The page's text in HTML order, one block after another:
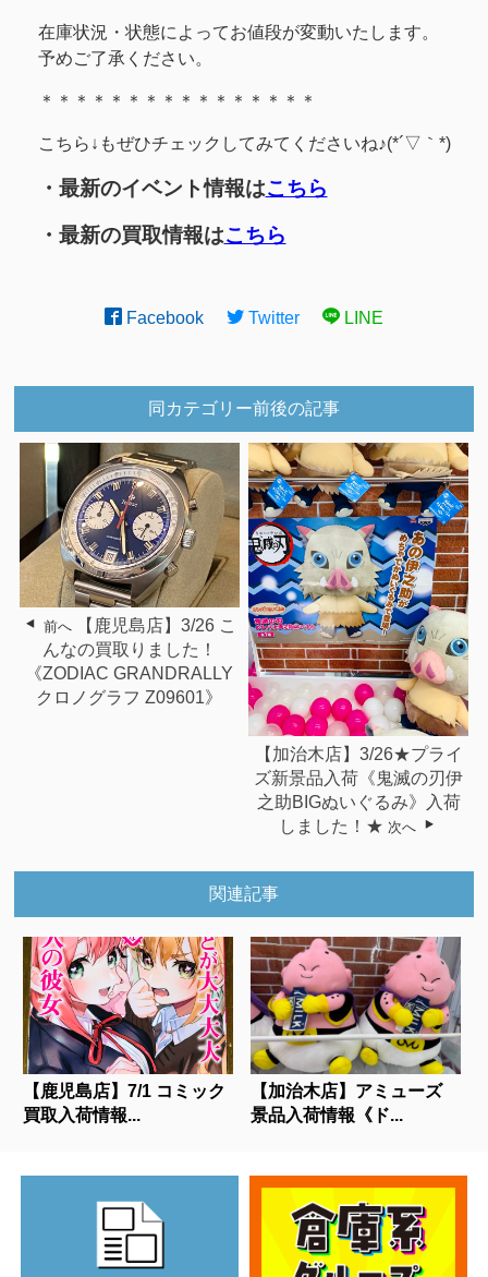
在庫状況・状態によってお値段が変動いたします。
予めご了承ください。
＊＊＊＊＊＊＊＊＊＊＊＊＊＊＊＊
こちら↓もぜひチェックしてみてくださいね♪(*´▽｀*)
・最新のイベント情報はこちら
・最新の買取情報はこちら
Facebook Twitter LINE
同カテゴリー前後の記事
前へ
【鹿児島店】3/26 こ
んなの買取りました！
《ZODIAC GRANDRALLY
クロノグラフ Z09601》
【加治木店】3/26★プライ
ズ新景品入荷《鬼滅の刃伊
之助BIGぬいぐるみ》入荷
しました！★ 次へ
関連記事
【鹿児島店】7/1 コミック
買取入荷情報...
【加治木店】アミューズ
景品入荷情報《ド...